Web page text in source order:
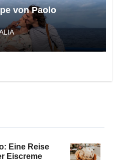
von Paolo
Eine Reise
Eiscreme